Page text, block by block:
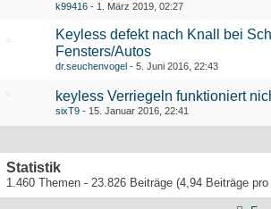
k99416 1. März 2019, 02:27
Keyless defekt nach Knall bei
Fensters/Autos
dr.seuchenvogel 5. Juni 2016, 22:43
keyless Verriegeln funktioniert
sixT9 15. Januar 2016, 22:41
Statistik
1.460 Themen - 23.826 Beiträge (4,94 Beiträge pro